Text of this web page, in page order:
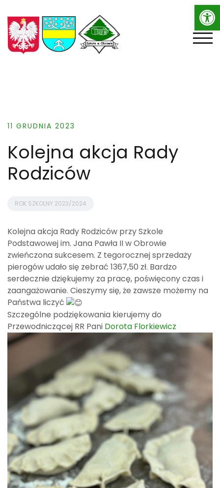
to
content
11 GRUDNIA 2023
Kolejna akcja Rady
Rodziców
ROK SZKOLNY 2023/2024
Kolejna akcja Rady Rodziców przy Szkole
Podstawowej im. Jana Pawła II w Obrowie
zwieńczona sukcesem. Z tegorocznej sprzedaży
pierogów udało się zebrać 1367,50 zł. Bardzo
serdecznie dziękujemy za pracę, poświęcony czas i
zaangażowanie. Cieszymy się, że zawsze możemy na
Państwa liczyć
Szczególne podziękowania kierujemy do
Przewodniczącej RR Pani Dorota Florkiewicz